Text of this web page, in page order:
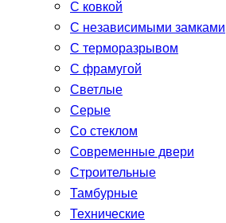
С ковкой
С независимыми замками
С терморазрывом
С фрамугой
Светлые
Серые
Со стеклом
Современные двери
Строительные
Тамбурные
Технические